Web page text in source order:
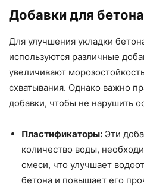
Добавки для
Для улучшения укладки
используются различные
увеличивают
схватывания. Однако важно
добавки, чтобы не нарушить
Пластификаторы: Эти
количество воды,
смеси, что улучшает
бетона и повышает его